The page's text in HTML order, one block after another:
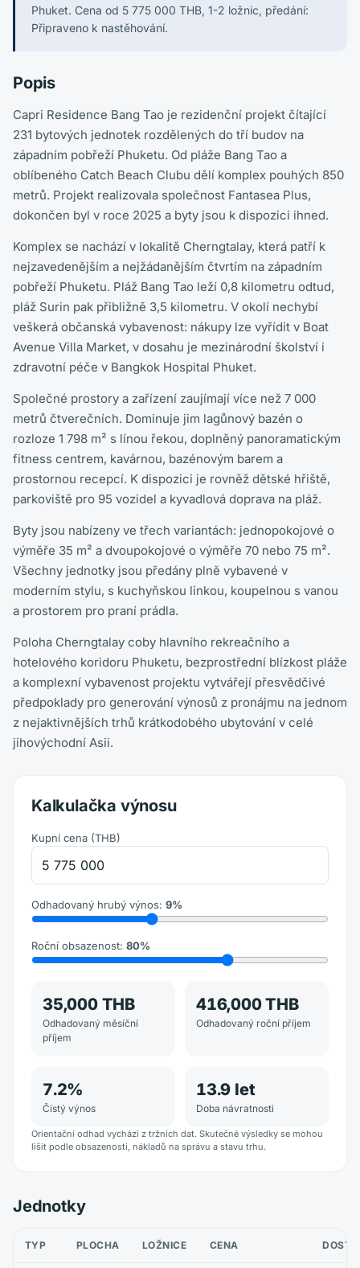
Phuket. Cena od 5 775 000 THB, 1-2 ložnic, předání:
Připraveno k nastěhování.
Popis
Capri Residence Bang Tao je rezidenční projekt čítající
231 bytových jednotek rozdělených do tří budov na
západním pobřeží Phuketu. Od pláže Bang Tao a
oblíbeného Catch Beach Clubu dělí komplex pouhých 850
metrů. Projekt realizovala společnost Fantasea Plus,
dokončen byl v roce 2025 a byty jsou k dispozici ihned.
Komplex se nachází v lokalitě Cherngtalay, která patří k
nejzavedenějším a nejžádanějším čtvrtím na západním
pobřeží Phuketu. Pláž Bang Tao leží 0,8 kilometru odtud,
pláž Surin pak přibližně 3,5 kilometru. V okolí nechybí
veškerá občanská vybavenost: nákupy lze vyřídit v Boat
Avenue Villa Market, v dosahu je mezinárodní školství i
zdravotní péče v Bangkok Hospital Phuket.
Společné prostory a zařízení zaujímají více než 7 000
metrů čtverečních. Dominuje jim lagůnový bazén o
rozloze 1 798 m² s línou řekou, doplněný panoramatickým
fitness centrem, kavárnou, bazénovým barem a
prostornou recepcí. K dispozici je rovněž dětské hřiště,
parkoviště pro 95 vozidel a kyvadlová doprava na pláž.
Byty jsou nabízeny ve třech variantách: jednopokojové o
výměře 35 m² a dvoupokojové o výměře 70 nebo 75 m².
Všechny jednotky jsou předány plně vybavené v
moderním stylu, s kuchyňskou linkou, koupelnou s vanou
a prostorem pro praní prádla.
Poloha Cherngtalay coby hlavního rekreačního a
hotelového koridoru Phuketu, bezprostřední blízkost pláže
a komplexní vybavenost projektu vytvářejí přesvědčivé
předpoklady pro generování výnosů z pronájmu na jednom
z nejaktivnějších trhů krátkodobého ubytování v celé
jihovýchodní Asii.
Kalkulačka výnosu
Kupní cena (THB)
Odhadovaný hrubý výnos: 9%
Roční obsazenost: 80%
35,000 THB
Odhadovaný měsíční
příjem
416,000 THB
Odhadovaný roční příjem
7.2%
Čistý výnos
13.9 let
Doba návratnosti
Orientační odhad vychází z tržních dat. Skutečné výsledky se mohou
lišit podle obsazenosti, nákladů na správu a stavu trhu.
Jednotky
TYP PLOCHA LOŽNICE CENA